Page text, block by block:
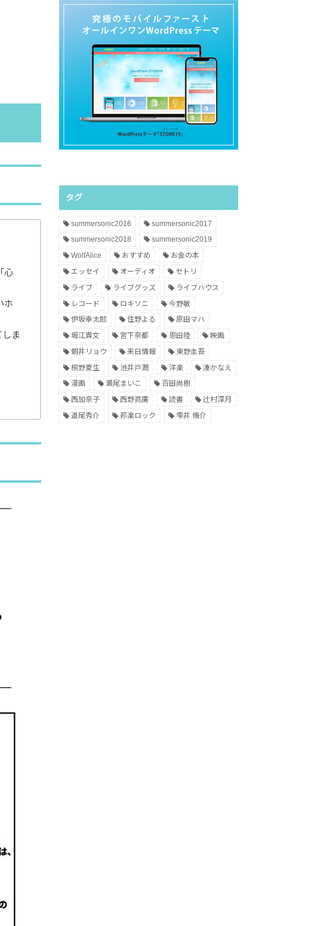
心
ホ
ま
タグ
summersonic2016
summersonic2017
summersonic2018
summersonic2019
WolfAlice
おすすめ
お金の本
エッセイ
オーディオ
セトリ
ライブ
ライブグッズ
ライブハウス
レコード
ロキソニ
今野敏
伊坂幸太郎
住野よる
原田マハ
堀江貴文
宮下奈都 恩田陸
映画
朝井リョウ
来日情報
東野圭吾
桐野夏生
池井戸潤 洋楽
湊かなえ
漫画
瀬尾まいこ
百田尚樹
西加奈子
西野亮廣 読書
辻村深月
道尾秀介
邦楽ロック 雫井 脩介